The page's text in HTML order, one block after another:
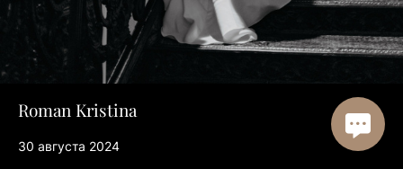
Roman Kristina
30 августа 2024